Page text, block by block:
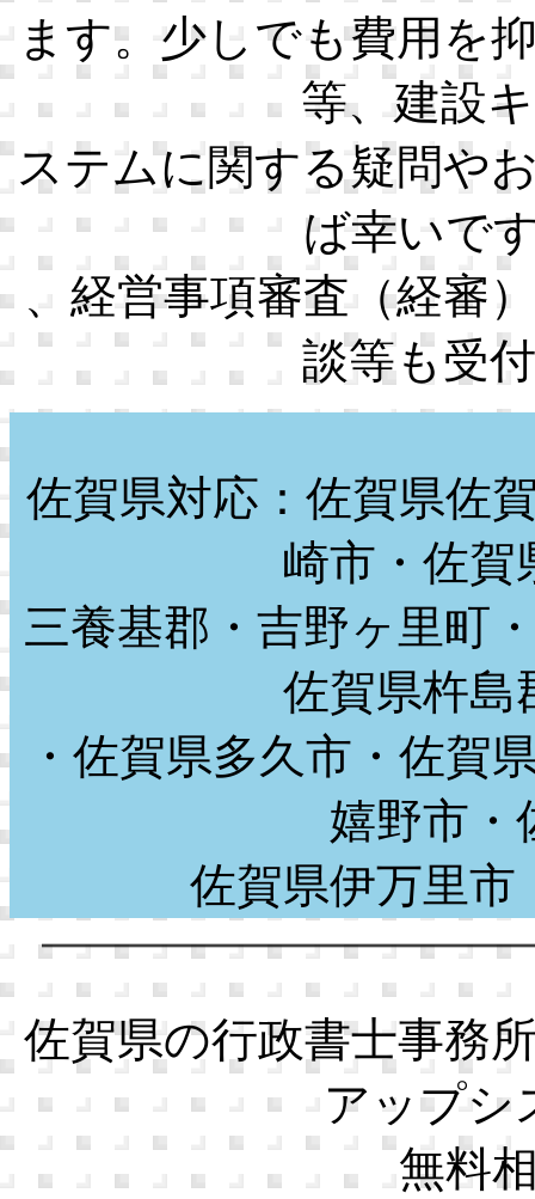
ます。少しでも費用を
等、建設
ステムに関する疑問や
ば幸いで
、経営事項審査（経審
談等も受
佐賀県対応：佐賀県佐
崎市・佐賀
三養基郡・吉野ヶ里町
佐賀県杵島
・佐賀県多久市・佐賀
嬉野市・
佐賀県伊万里
佐賀県の行政書士事務
アップシ
無料